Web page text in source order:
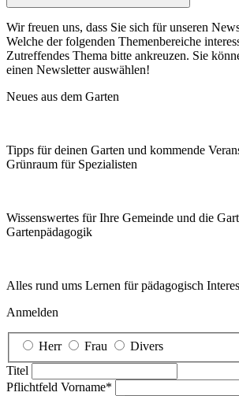
Wir freuen uns, dass Sie sich für unseren
Welche der folgenden Themenbereiche
Zutreffendes Thema bitte ankreuzen. Sie
einen Newsletter auswählen!
Neues aus dem Garten
Tipps für deinen Garten und kommende
Grünraum für Spezialisten
Wissenswertes für Ihre Gemeinde und die
Garten­pädagogik
Alles rund ums Lernen für pädagogisch
Anmelden
Herr Frau
Divers
Titel
Pflichtfeld Vorname*